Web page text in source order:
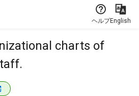
ヘルプEnglish
charts of